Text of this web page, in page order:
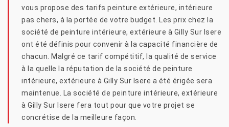
vous propose des tarifs peinture extérieure, intérieure
pas chers, à la portée de votre budget. Les prix chez la
société de peinture intérieure, extérieure à Gilly Sur Isere
ont été définis pour convenir à la capacité financière de
chacun. Malgré ce tarif compétitif, la qualité de service
à la quelle la réputation de la société de peinture
intérieure, extérieure à Gilly Sur Isere a été érigée sera
maintenue. La société de peinture intérieure, extérieure
à Gilly Sur Isere fera tout pour que votre projet se
concrétise de la meilleure façon.